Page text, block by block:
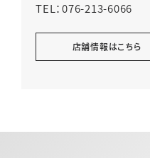
TEL：076-213-6066
店舗情報はこちら